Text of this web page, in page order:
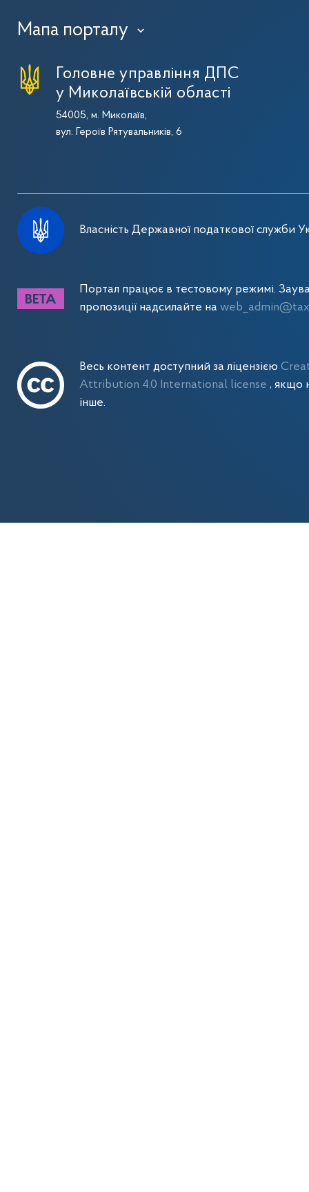
Мапа порталу ›
Головне управління ДПС
у Миколаївській області
54005, м. Миколаїв,
вул. Героїв Рятувальників, 6
Власність Державної податкової служби
Портал працює в тестовому режимі.
пропозиції надсилайте на
Весь контент доступний за ліцензією
Attribution 4.0 International license , якщо
інше.